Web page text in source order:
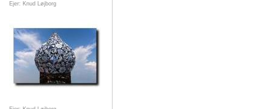
Ejer: Knud Løjborg